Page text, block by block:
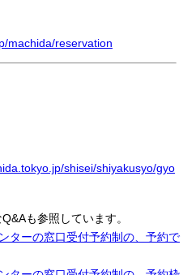
machida/reservation
shisei/shiyakusyo/gyo
も参照しています。
ーの窓口受付予約制の、予約で